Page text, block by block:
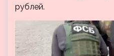
рублей.